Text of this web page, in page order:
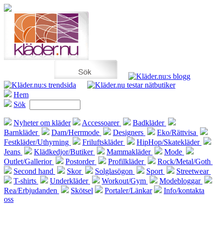
Hem
Sök
Nyheter om kläder Accessoarer
Badkläder
Barnkläder
Dam/Herrmode Designers
Eko/Rättvisa
Festkläder/Uthyrning
Friluftskläder
HipHop/Skatekläder
Jeans
Klädkedjor/Butiker Mammakläder
Mode
Outlet/Gallerior
Postorder Profilkläder
Rock/Metal/Goth
Second hand
Skor Solglasögon Sport
Streetwear
T-shirts
Underkläder Workout/Gym
Modebloggar
Rea/Erbjudanden
Skötsel Portaler/Länkar
Info/kontakta
oss